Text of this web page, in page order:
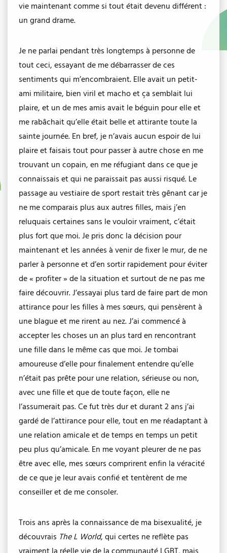
vie maintenant comme si tout était devenu différent :
un grand drame.
Je ne parlai pendant très longtemps à personne de
tout ceci, essayant de me débarrasser de ces
sentiments qui m’encombraient. Elle avait un petit-
ami militaire, bien viril et macho et ça semblait lui
plaire, et un de mes amis avait le béguin pour elle et
me rabâchait qu’elle était belle et attirante toute la
sainte journée. En bref, je n’avais aucun espoir de lui
plaire et faisais tout pour passer à autre chose en me
trouvant un copain, en me réfugiant dans ce que je
connaissais et qui ne paraissait pas aussi risqué. Le
passage au vestiaire de sport restait très gênant car je
ne me comparais plus aux autres filles, mais j’en
reluquais certaines sans le vouloir vraiment, c’était
plus fort que moi. Je pris donc la décision pour
maintenant et les années à venir de fixer le mur, de ne
parler à personne et d’en sortir rapidement pour éviter
de « profiter » de la situation et surtout de ne pas me
faire découvrir. J’essayai plus tard de faire part de mon
attirance pour les filles à mes sœurs, qui pensèrent à
une blague et me rirent au nez. J’ai commencé à
accepter les choses un an plus tard en rencontrant
une fille dans le même cas que moi. Je tombai
amoureuse d’elle pour finalement entendre qu’elle
n’était pas prête pour une relation, sérieuse ou non,
avec une fille et que de toute façon, elle ne
l’assumerait pas. Ce fut très dur et durant 2 ans j’ai
gardé de l’attirance pour elle, tout en me réadaptant à
une relation amicale et de temps en temps un petit
peu plus qu’amicale. En me voyant pleurer de ne pas
être avec elle, mes sœurs comprirent enfin la véracité
de ce que je leur avais confié et tentèrent de me
conseiller et de me consoler.
Trois ans après la connaissance de ma bisexualité, je
découvrais The L World, qui certes ne reflète pas